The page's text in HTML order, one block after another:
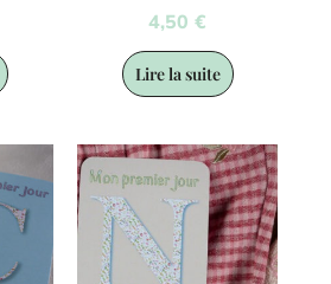
4,50€
Lire la suite